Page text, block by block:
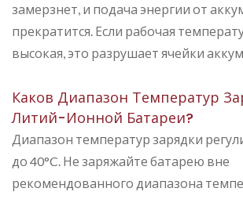
замерзнет, и подача энергии от
прекратится. Если рабочая
высокая, это разрушает ячейки
Каков Диапазон Температур
Литий-Ионной Батареи?
Диапазон температур зарядки
до 40°C. Не заряжайте батарею вне
рекомендованного диапазона